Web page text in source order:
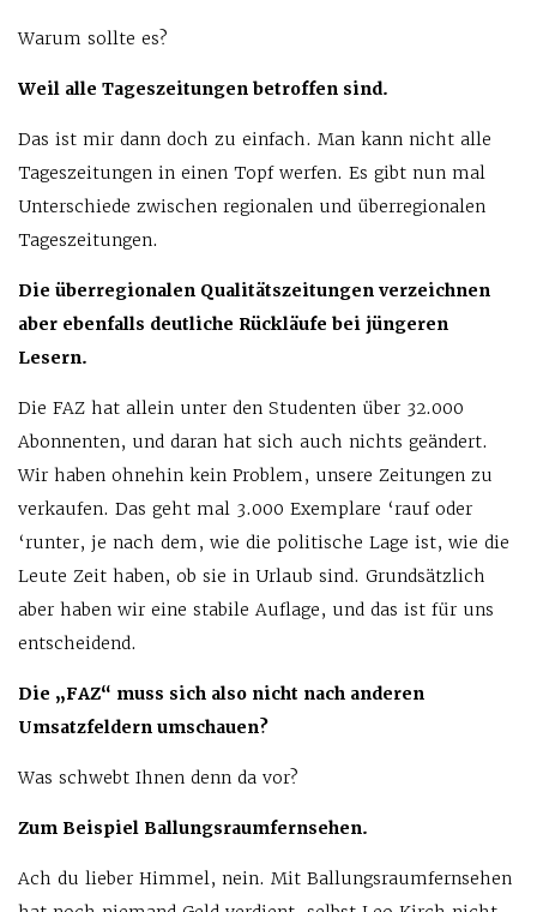
Warum sollte es?
Weil alle Tageszeitungen betroffen sind.
Das ist mir dann doch zu einfach. Man kann nicht alle
Tageszeitungen in einen Topf werfen. Es gibt nun mal
Unterschiede zwischen regionalen und überregionalen
Tageszeitungen.
Die überregionalen Qualitätszeitungen verzeichnen
aber ebenfalls deutliche Rückläufe bei jüngeren
Lesern.
Die FAZ hat allein unter den Studenten über 32.000
Abonnenten, und daran hat sich auch nichts geändert.
Wir haben ohnehin kein Problem, unsere Zeitungen zu
verkaufen. Das geht mal 3.000 Exemplare ‘rauf oder
‘runter, je nach dem, wie die politische Lage ist, wie die
Leute Zeit haben, ob sie in Urlaub sind. Grundsätzlich
aber haben wir eine stabile Auflage, und das ist für uns
entscheidend.
Die „FAZ“ muss sich also nicht nach anderen
Umsatzfeldern umschauen?
Was schwebt Ihnen denn da vor?
Zum Beispiel Ballungsraumfernsehen.
Ach du lieber Himmel, nein. Mit Ballungsraumfernsehen